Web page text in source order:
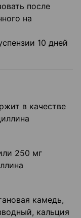
после
на
10 дней
в качестве
250 мг
камедь,
кальция